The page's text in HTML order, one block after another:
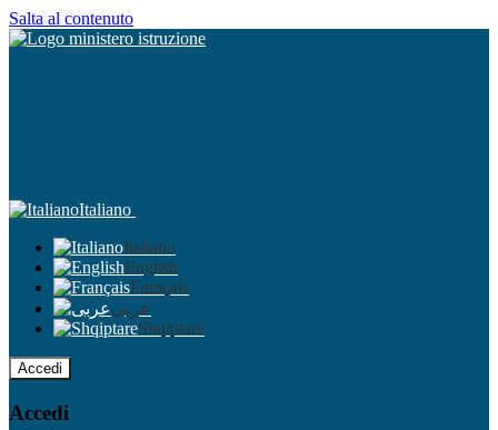
Salta al contenuto
Italiano
Italiano
English
Français
عربى
Shqiptare
Accedi
Accedi